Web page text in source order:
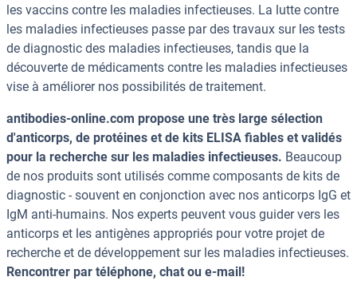
les vaccins contre les maladies infectieuses. La lutte contre
les maladies infectieuses passe par des travaux sur les tests
de diagnostic des maladies infectieuses, tandis que la
découverte de médicaments contre les maladies infectieuses
vise à améliorer nos possibilités de traitement.
antibodies-online.com propose une très large sélection
d'anticorps, de protéines et de kits ELISA fiables et validés
pour la recherche sur les maladies infectieuses. Beaucoup
de nos produits sont utilisés comme composants de kits de
diagnostic - souvent en conjonction avec nos anticorps IgG et
IgM anti-humains. Nos experts peuvent vous guider vers les
anticorps et les antigènes appropriés pour votre projet de
recherche et de développement sur les maladies infectieuses.
Rencontrer par téléphone, chat ou e-mail!